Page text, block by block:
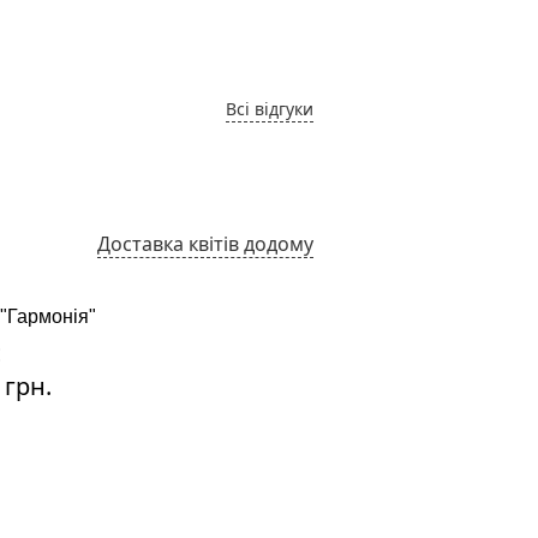
Всі відгуки
Доставка квітів додому